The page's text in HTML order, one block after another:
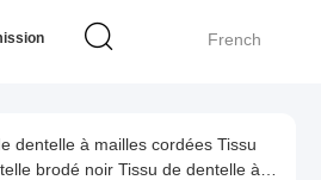
French
dentelle à mailles cordées Tissu
brodé noir Tissu de dentelle à